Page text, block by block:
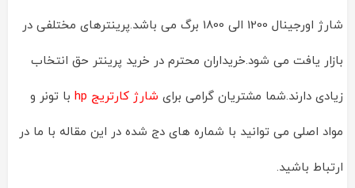
شارژ اورجینال 1200 الی 1800 برگ می باشد.پرینترهای مختلفی در
بازار یافت می شود.خریداران محترم در خرید پرینتر حق انتخاب
زیادی دارند.شما مشتریان گرامی برای شارژ کارتریج hp با تونر و
مواد اصلی می توانید با شماره های دج شده در این مقاله با ما در
ارتباط باشید.